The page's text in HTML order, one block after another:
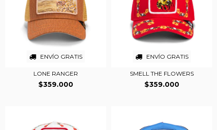
ENVÍO GRATIS
LONE RANGER
$359.000
ENVÍO GRATIS
SMELL THE FLOWERS
$359.000